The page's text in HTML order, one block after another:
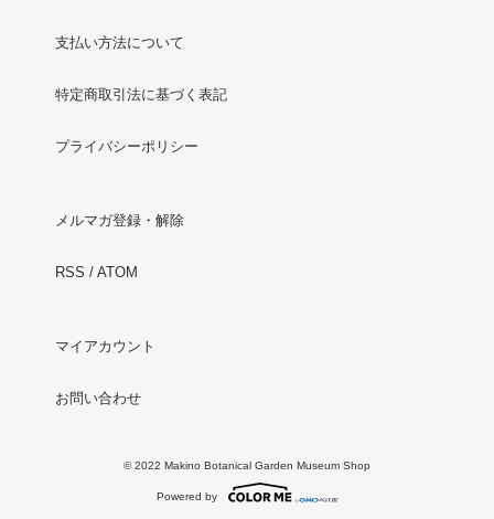
支払い方法について
特定商取引法に基づく表記
プライバシーポリシー
メルマガ登録・解除
RSS / ATOM
マイアカウント
お問い合わせ
© 2022 Makino Botanical Garden Museum Shop
Powered by